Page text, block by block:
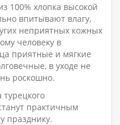
100% хлопка высокой
впитывают влагу,
неприятных кожных
человеку в
приятные и мягкие
в уходе не
роскошно.
турецкого
практичным
празднику.